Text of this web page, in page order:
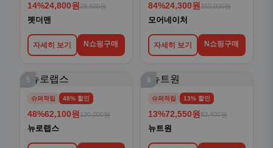
14%24,800원 28,800원
펫더맨
자세히 보기 N쇼핑구매
84%24,300원 150,000원
모어네이처
자세히 보기 N쇼핑구매
5
슈퍼적립 48% 할인
48%62,100원 120,000원
뉴로랩스
6
슈퍼적립 13% 할인
13%72,550원 83,400원
뉴트원